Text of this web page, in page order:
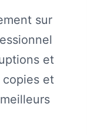
sur
et
copies et